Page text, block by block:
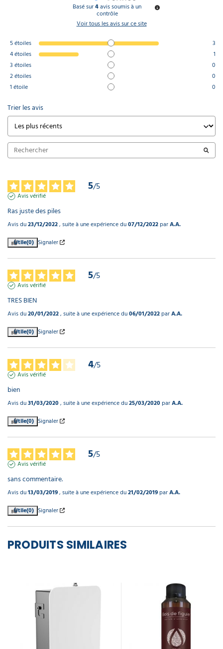
PRODUITS SIMILAIRES
Basé sur4avis soumis à un
contrôle
Voir tous les avis sur ce site
5étoiles
3
4étoiles
1
3 étoiles
0
2étoiles
0
1 étoile 0
Trier les avis
5/5
Avis vérifié
Ras juste des piles
Avis du23/12/2022, suite à une expérience du07/12/2022parA.A.
Utile(0) Signaler
5/5
Avis vérifié
TRES BIEN
Avis du20/01/2022, suite à une expérience du06/01/2022parA.A.
Utile(0) Signaler
4/5
Avis vérifié
bien
Avis du31/03/2020 , suite à une expérience du25/03/2020 parA.A.
Utile(0) Signaler
5/5
Avis vérifié
sans commentaire.
Avis du13/03/2019, suite à une expérience du21/02/2019parA.A.
Utile(0) Signaler